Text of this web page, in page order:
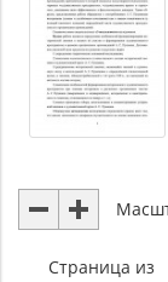
Страница из